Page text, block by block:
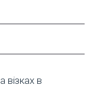
візках в